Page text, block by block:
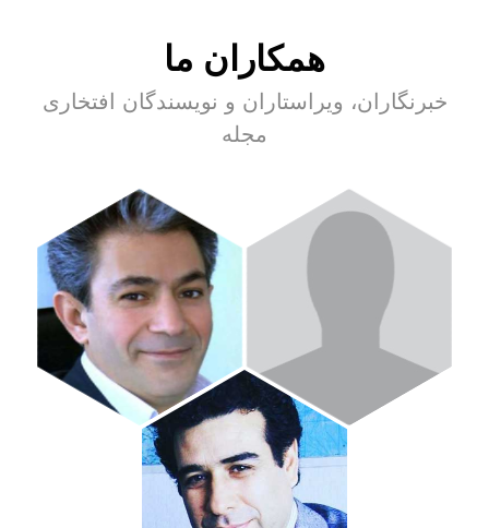
همکاران ما
خبرنگاران، ویراستاران و نویسندگان افتخاری
مجله